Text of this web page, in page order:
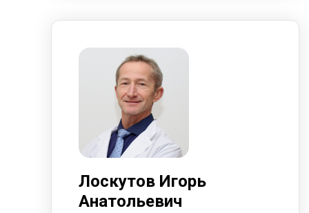
Лоскутов Игорь
Анатольевич